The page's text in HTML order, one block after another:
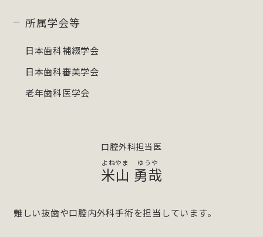
所属学会等
日本歯科補綴学会
日本歯科審美学会
老年歯科医学会
口腔外科担当医
米山 勇哉
難しい抜歯や口腔内外科手術を担当しています。